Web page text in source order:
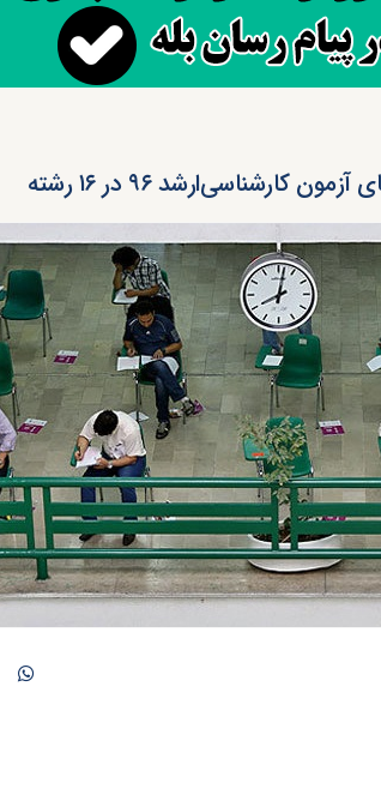
کارشناسی‌ارشد ۹۶ در ۱۶ رشته